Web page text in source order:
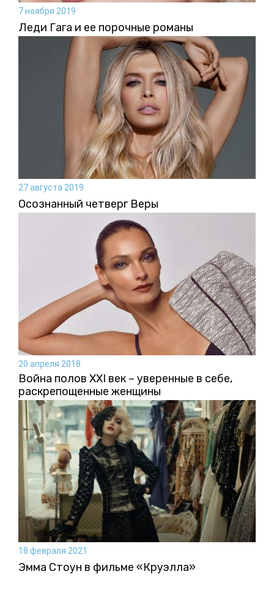
7 ноября 2019
Леди Гага и ее порочные романы
27 августа 2019
Осознанный четверг Веры
20 апреля 2018
Война полов XXI век – уверенные в себе,
раскрепощенные женщины
18 февраля 2021
Эмма Стоун в фильме «Круэлла»